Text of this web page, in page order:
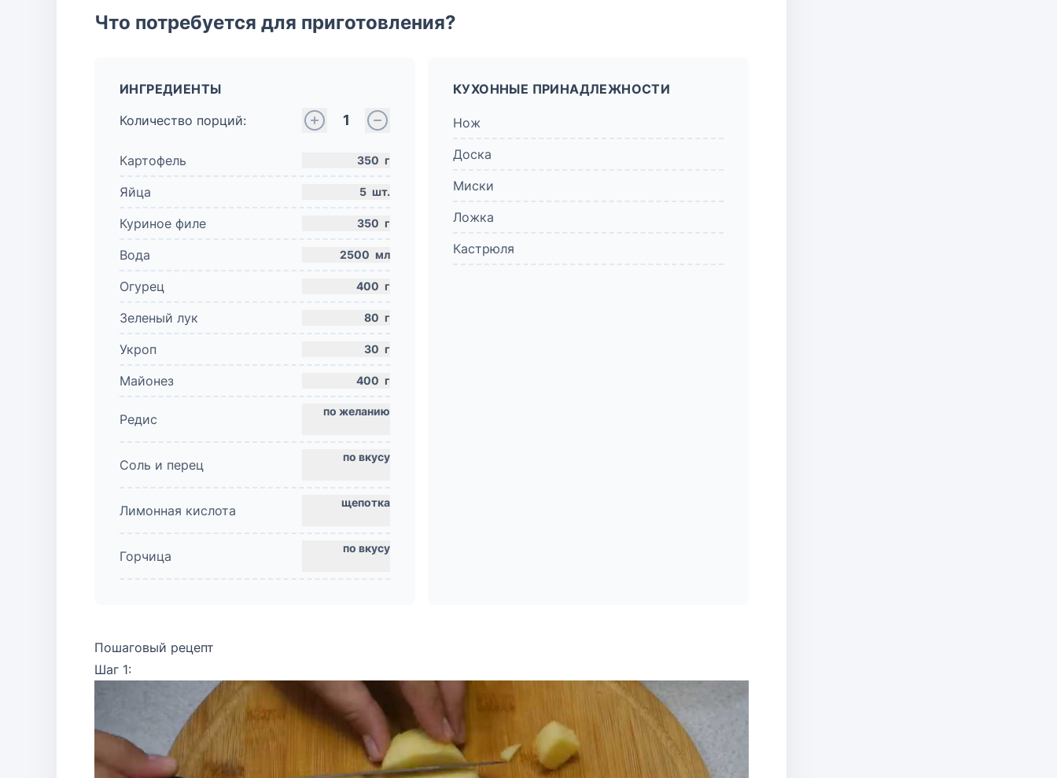
Что потребуется для приготовления?
ИНГРЕДИЕНТЫ
Количество порций:
1
Картофель 350 г
Яйца 5 шт.
Куриное филе 350 г
Вода 2500 мл
Огурец 400 г
Зеленый лук 80 г
Укроп 30 г
Майонез 400 г
Редис
Соль и перец
Лимонная кислота
Горчица
КУХОННЫЕ ПРИНАДЛЕЖНОСТИ
Нож
Доска
Миски
Ложка
Кастрюля
Пошаговый рецепт
Шаг 1: